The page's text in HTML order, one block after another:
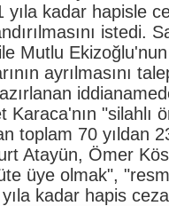
kadar hapisle
istedi.
Mutlu Ekizoğlu'nun
ayrılmasını
Karaca'nın
toplam 70 yıldan
Atayün, Ömer
üye olmak",
kadar hapis